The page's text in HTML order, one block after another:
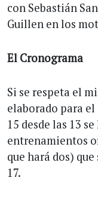
con Sebastián
Guillen en los
El Cronograma
Si se respeta el
elaborado para el
15 desde las 13
entrenamientos
que hará dos)
17.